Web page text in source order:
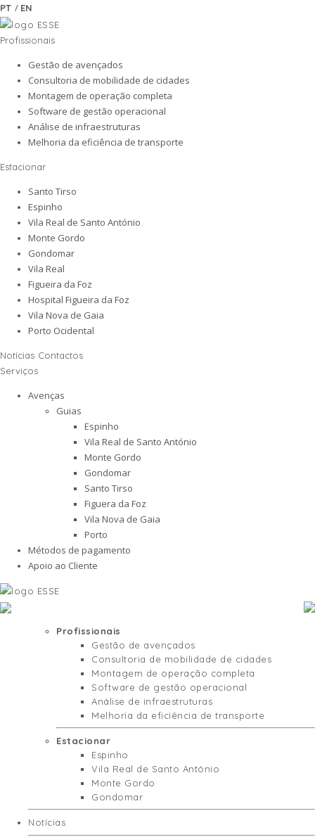
PT / EN
Profissionais
Gestão de avençados
Consultoria de mobilidade de cidades
Montagem de operação completa
Software de gestão operacional
Análise de infraestruturas
Melhoria da eficiência de transporte
Estacionar
Santo Tirso
Espinho
Vila Real de Santo António
Monte Gordo
Gondomar
Vila Real
Figueira da Foz
Hospital Figueira da Foz
Vila Nova de Gaia
Porto Ocidental
Notícias Contactos
Serviços
Avenças
Guias
Espinho
Vila Real de Santo António
Monte Gordo
Gondomar
Santo Tirso
Figuera da Foz
Vila Nova de Gaia
Porto
Métodos de pagamento
Apoio ao Cliente
Profissionais
Gestão de avençados
Consultoria de mobilidade de cidades
Montagem de operação completa
Software de gestão operacional
Análise de infraestruturas
Melhoria da eficiência de transporte
Estacionar
Espinho
Vila Real de Santo António
Monte Gordo
Gondomar
Notícias